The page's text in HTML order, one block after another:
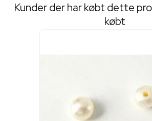
Kunder der har købt dette
købt